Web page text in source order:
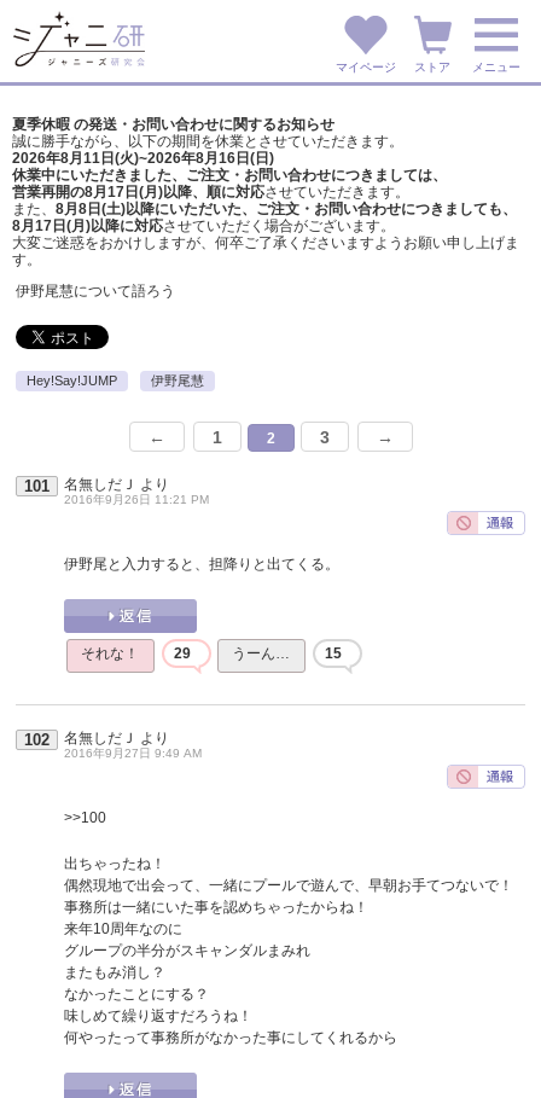
マイページ ストア メニュー
夏季休暇 の発送・お問い合わせに関するお知らせ
誠に勝手ながら、以下の期間を休業とさせていただきます。
2026年8月11日(火)~2026年8月16日(日)
休業中にいただきました、ご注文・お問い合わせにつきましては、
営業再開の8月17日(月)以降、順に対応させていただきます。
また、 8月8日(土)以降にいただいた、ご注文・ お問い合わせにつきましても、
8月17日(月)以降に対応させていただく場合がございます。
大変ご迷惑をおかけしますが、 何卒ご了承くださいますようお願い申し上げま
す。
伊野尾慧について語ろう
Hey!Say!JUMP 伊野尾慧
← 1 2 3 →
101 名無しだＪ より
2016年9月26日 11:21 PM
伊野尾と入力すると、担降りと出てくる。
それな！ 29 うーん… 15
102 名無しだＪ より
2016年9月27日 9:49 AM
>>100
出ちゃったね！
偶然現地で出会って、一緒にプールで遊んで、早朝お手てつないで！
事務所は一緒にいた事を認めちゃったからね！
来年10周年なのに
グループの半分がスキャンダルまみれ
またもみ消し？
なかったことにする？
味しめて繰り返すだろうね！
何やったって事務所がなかった事にしてくれるから